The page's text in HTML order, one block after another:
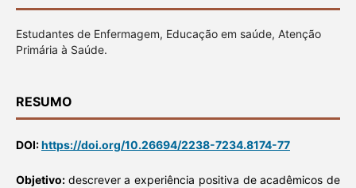
Estudantes de Enfermagem, Educação em saúde, Atenção
Primária à Saúde.
RESUMO
DOI:https://doi.org/10.26694/2238-7234.8174-77
Objetivo: descrever a experiência positiva de acadêmicos de